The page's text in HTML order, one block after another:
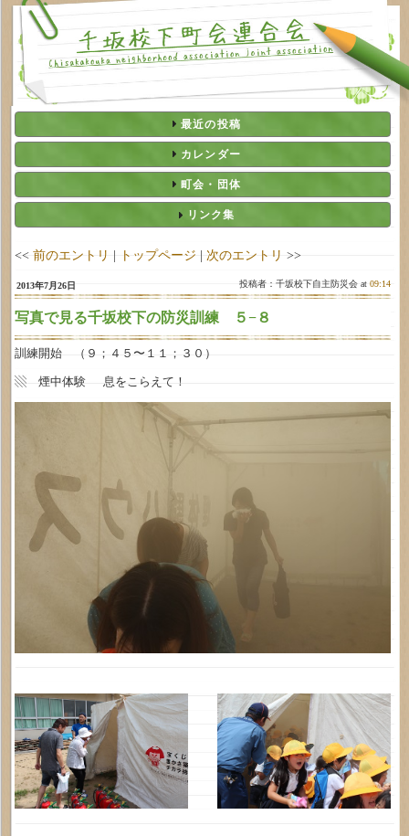
最近の投稿
カレンダー
町会・団体
リンク集
<< 前のエントリ | トップページ | 次のエントリ >>
2013年7月26日 投稿者：千坂校下自主防災会 at09:14
写真で見る千坂校下の防災訓練 ５−８
訓練開始 （９；４５〜１１；３０）
▧ 煙中体験 息をこらえて！